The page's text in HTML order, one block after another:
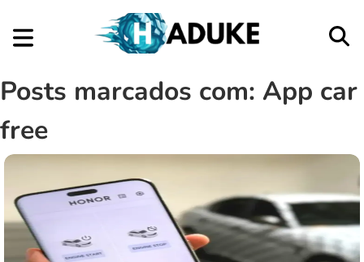
Posts marcados com: App car
free